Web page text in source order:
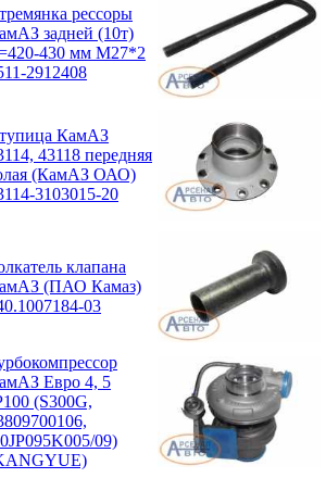
рессоры
задней (10т)
430 мм М27*2
2912408
КамАЗ
43118 передняя
(КамАЗ ОАО)
3103015-20
клапана
(ПАО Камаз)
03
Евро 4, 5
(S300G,
09)